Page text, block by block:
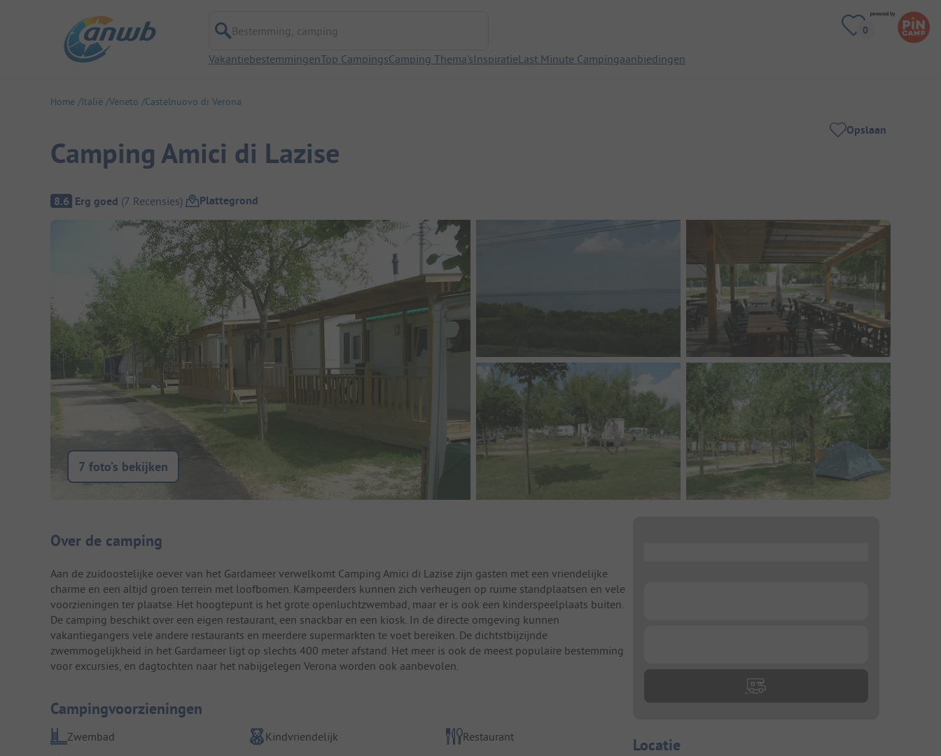
Bestemming, camping
VakantiebestemmingenTop CampingsCamping Thema'sInspiratieLast Minute Campingaanbiedingen
Home Italië Veneto Castelnuovo di Verona
Camping Amici di Lazise
Opslaan
Camping overzicht
8.6 Erg goed (7 Recensies) Plattegrond
7 foto’s bekijken
Camping introductie
Over de camping
Aan de zuidoostelijke oever van het Gardameer verwelkomt Camping Amici di Lazise zijn gasten met een vriendelijke
charme en een altijd groen terrein met loofbomen. Kampeerders kunnen zich verheugen op ruime standplaatsen en vele
voorzieningen ter plaatse. Het hoogtepunt is het grote openluchtzwembad, maar er is ook een kinderspeelplaats buiten.
De camping beschikt over een eigen restaurant, een snackbar en een kiosk. In de directe omgeving kunnen
vakantiegangers vele andere restaurants en meerdere supermarkten te voet bereiken. De dichtstbijzijnde
zwemmogelijkheid in het Gardameer ligt op slechts 400 meter afstand. Het meer is ook de meest populaire bestemming
voor excursies, en dagtochten naar het nabijgelegen Verona worden ook aanbevolen.
Campingvoorzieningen
Zwembad Kindvriendelijk
Restaurant
Locatie